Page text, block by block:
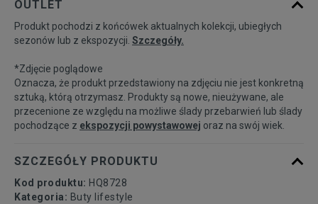
35,5 21,6 cm Powiadom o dostępności
36 22,1 cm
36 2/3 22,5 cm Powiadom o dostępności
37 1/3
38 23,3 cm
OUTLET
Produkt pochodzi z końcówek aktualnych kolekcji, ubiegłych
sezonów lub z ekspozycji. Szczegóły.
*Zdjęcie poglądowe
Oznacza, że produkt przedstawiony na zdjęciu nie jest konkretną
sztuką, którą otrzymasz. Produkty są nowe, nieużywane, ale
przecenione ze względu na możliwe ślady przebarwień lub ślady
pochodzące z ekspozycji powystawowej oraz na swój wiek.
SZCZEGÓŁY PRODUKTU
Kod produktu: HQ8728
Kategoria: Buty lifestyle